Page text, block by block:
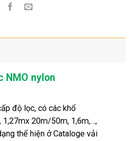
NMO nylon
độ lọc, có các khổ
1,27mx 20m/50m, 1,6m,…,
thể hiện ở Cataloge vải